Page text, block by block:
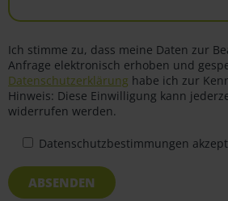
Ich stimme zu, dass meine Daten zur
Anfrage elektronisch erhoben und
Datenschutzerklärung habe ich zur
Hinweis: Diese Einwilligung kann
widerrufen werden.
Datenschutzbestimmungen
ABSENDEN